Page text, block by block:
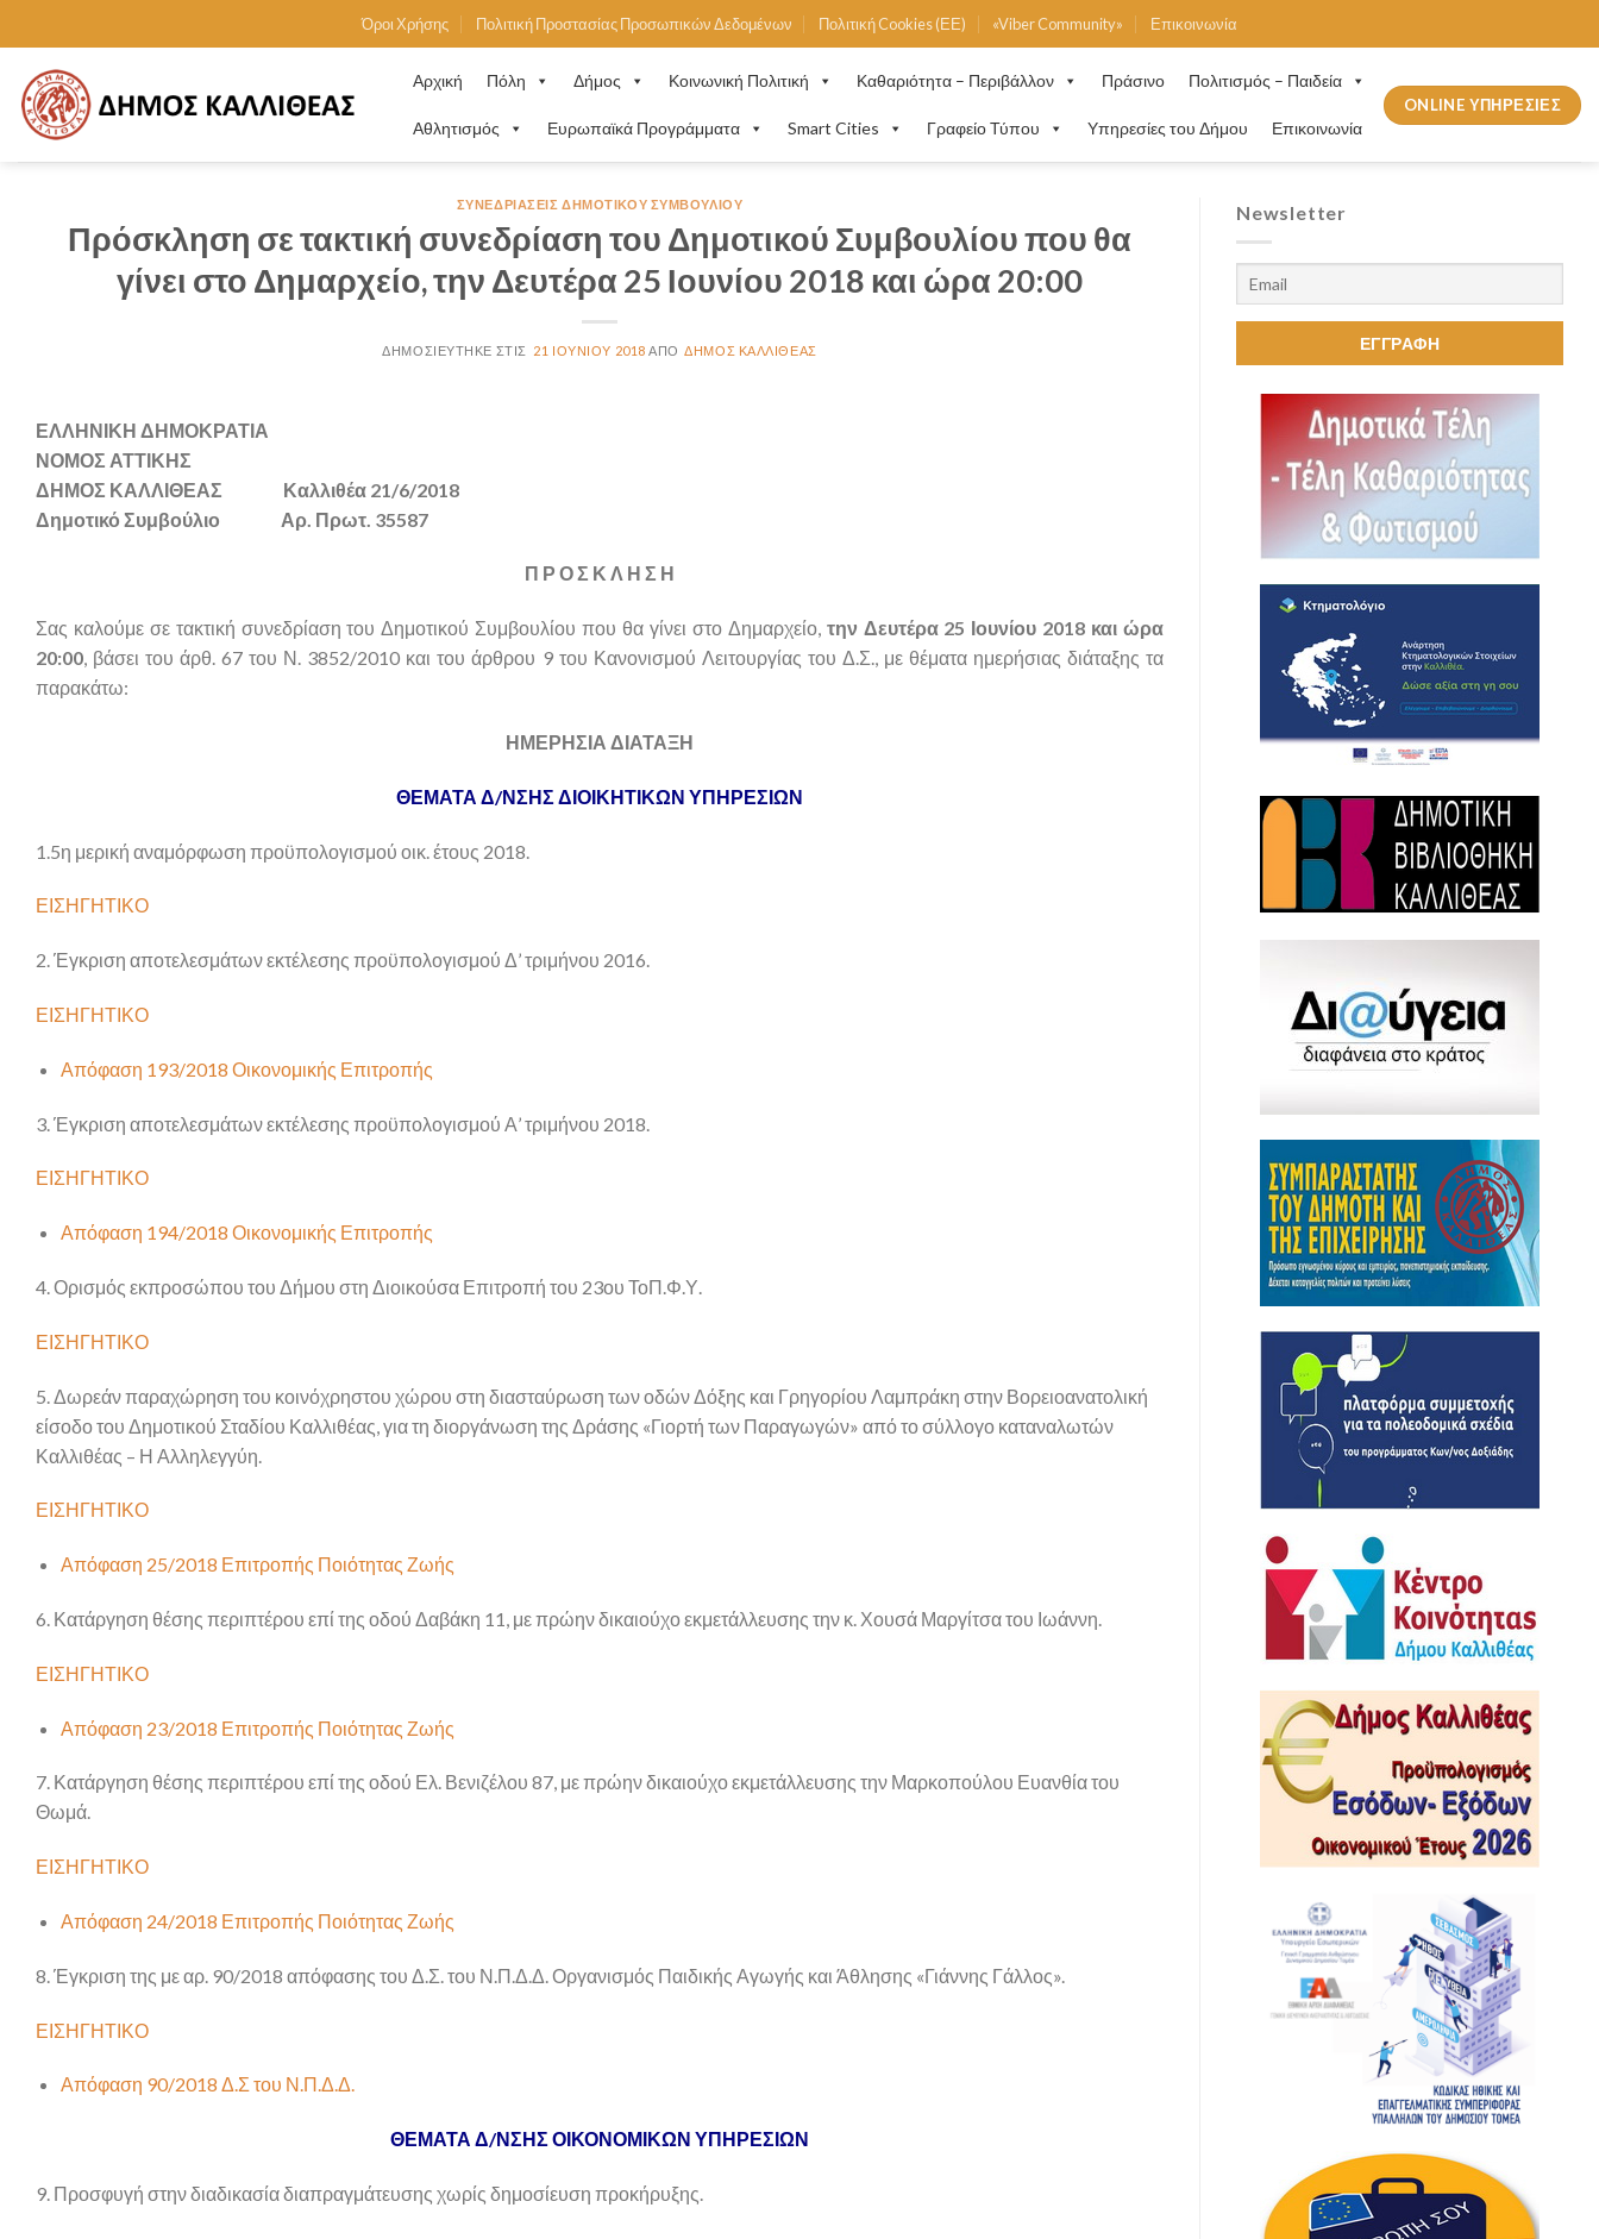
to
content
Όροι Χρήσης Πολιτική Προστασίας Προσωπικών Δεδομένων Πολιτική Cookies (ΕΕ) «Viber Community» Επικοινωνία
Αρχική Πόλη Δήμος Κοινωνική Πολιτική Καθαριότητα – Περιβάλλον Πράσινο Πολιτισμός – Παιδεία
Αθλητισμός Ευρωπαϊκά Προγράμματα Smart Cities Γραφείο Τύπου Υπηρεσίες του Δήμου Επικοινωνία
ONLINE ΥΠΗΡΕΣΙΕΣ
ΣΥΝΕΔΡΙΆΣΕΙΣ ΔΗΜΟΤΙΚΟΎ ΣΥΜΒΟΥΛΊΟΥ
Πρόσκληση σε τακτική συνεδρίαση του Δημοτικού Συμβουλίου που θα
γίνει στο Δημαρχείο, την Δευτέρα 25 Ιουνίου 2018 και ώρα 20:00
21 ΙΟΥΝΊΟΥ 2018 ΔΉΜΟΣ ΚΑΛΛΙΘΈΑΣ
ΕΛΛΗΝΙΚΗ ΔΗΜΟΚΡΑΤΙΑ
ΝΟΜΟΣ ΑΤΤΙΚΗΣ
ΔΗΜΟΣ ΚΑΛΛΙΘΕΑΣ Καλλιθέα 21/6/2018
Δημοτικό Συμβούλιο Αρ. Πρωτ. 35587
Π Ρ Ο Σ Κ Λ Η Σ Η
Σας καλούμε σε τακτική συνεδρίαση του Δημοτικού Συμβουλίου που θα γίνει στο Δημαρχείο, την Δευτέρα 25 Ιουνίου 2018 και ώρα
20:00, βάσει του άρθ. 67 του Ν. 3852/2010 και του άρθρου 9 του Κανονισμού Λειτουργίας του Δ.Σ., με θέματα ημερήσιας διάταξης τα
παρακάτω:
ΗΜΕΡΗΣΙΑ ΔΙΑΤΑΞΗ
ΘΕΜΑΤΑ Δ/ΝΣΗΣ ΔΙΟΙΚΗΤΙΚΩΝ ΥΠΗΡΕΣΙΩΝ
1.5η μερική αναμόρφωση προϋπολογισμού οικ. έτους 2018.
ΕΙΣΗΓΗΤΙΚΟ
2. Έγκριση αποτελεσμάτων εκτέλεσης προϋπολογισμού Δ’ τριμήνου 2016.
ΕΙΣΗΓΗΤΙΚΟ
Απόφαση 193/2018 Οικονομικής Επιτροπής
3. Έγκριση αποτελεσμάτων εκτέλεσης προϋπολογισμού Α’ τριμήνου 2018.
ΕΙΣΗΓΗΤΙΚΟ
Απόφαση 194/2018 Οικονομικής Επιτροπής
4. Ορισμός εκπροσώπου του Δήμου στη Διοικούσα Επιτροπή του 23ου ΤοΠ.Φ.Υ.
ΕΙΣΗΓΗΤΙΚΟ
5. Δωρεάν παραχώρηση του κοινόχρηστου χώρου στη διασταύρωση των οδών Δόξης και Γρηγορίου Λαμπράκη στην Βορειοανατολική
είσοδο του Δημοτικού Σταδίου Καλλιθέας, για τη διοργάνωση της Δράσης «Γιορτή των Παραγωγών» από το σύλλογο καταναλωτών
Καλλιθέας – Η Αλληλεγγύη.
ΕΙΣΗΓΗΤΙΚΟ
Απόφαση 25/2018 Επιτροπής Ποιότητας Ζωής
6. Κατάργηση θέσης περιπτέρου επί της οδού Δαβάκη 11, με πρώην δικαιούχο εκμετάλλευσης την κ. Χουσά Μαργίτσα του Ιωάννη.
ΕΙΣΗΓΗΤΙΚΟ
Απόφαση 23/2018 Επιτροπής Ποιότητας Ζωής
7. Κατάργηση θέσης περιπτέρου επί της οδού Ελ. Βενιζέλου 87, με πρώην δικαιούχο εκμετάλλευσης την Μαρκοπούλου Ευανθία του
Θωμά.
ΕΙΣΗΓΗΤΙΚΟ
Απόφαση 24/2018 Επιτροπής Ποιότητας Ζωής
8. Έγκριση της με αρ. 90/2018 απόφασης του Δ.Σ. του Ν.Π.Δ.Δ. Οργανισμός Παιδικής Αγωγής και Άθλησης «Γιάννης Γάλλος».
ΕΙΣΗΓΗΤΙΚΟ
Απόφαση 90/2018 Δ.Σ του Ν.Π.Δ.Δ.
ΘΕΜΑΤΑ Δ/ΝΣΗΣ ΟΙΚΟΝΟΜΙΚΩΝ ΥΠΗΡΕΣΙΩΝ
9. Προσφυγή στην διαδικασία διαπραγμάτευσης χωρίς δημοσίευση προκήρυξης.
Newsletter